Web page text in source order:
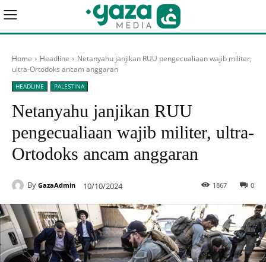
Home Headline
Netanyahu janjikan RUU pengecualiaan wajib militer,
ultra-Ortodoks ancam anggaran
HEADLINE PALESTINA
Netanyahu janjikan RUU
pengecualiaan wajib militer, ultra-
Ortodoks ancam anggaran
By GazaAdmin 10/10/2024 0
1867